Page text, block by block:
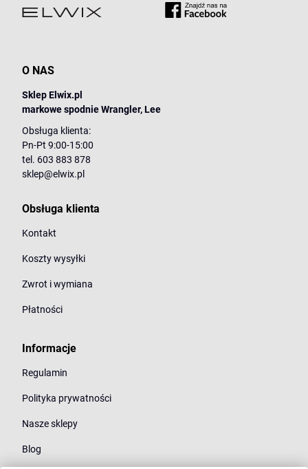
O NAS
Sklep Elwix.pl
markowe spodnie Wrangler, Lee
Obsługa klienta:
Pn-Pt 9:00-15:00
tel. 603 883 878
sklep@elwix.pl
Obsługa klienta
Kontakt
Koszty wysyłki
Zwrot i wymiana
Płatności
Informacje
Regulamin
Polityka prywatności
Nasze sklepy
Blog